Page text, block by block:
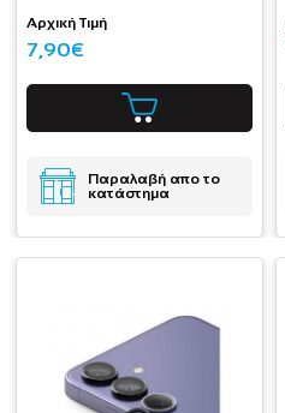
Αρχική Τιμή
7,90€
Παραλαβή απο το
κατάστημα